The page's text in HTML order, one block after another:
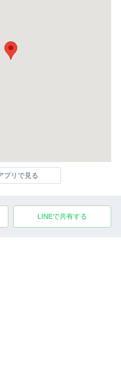
プリで見る
LINEで共有する